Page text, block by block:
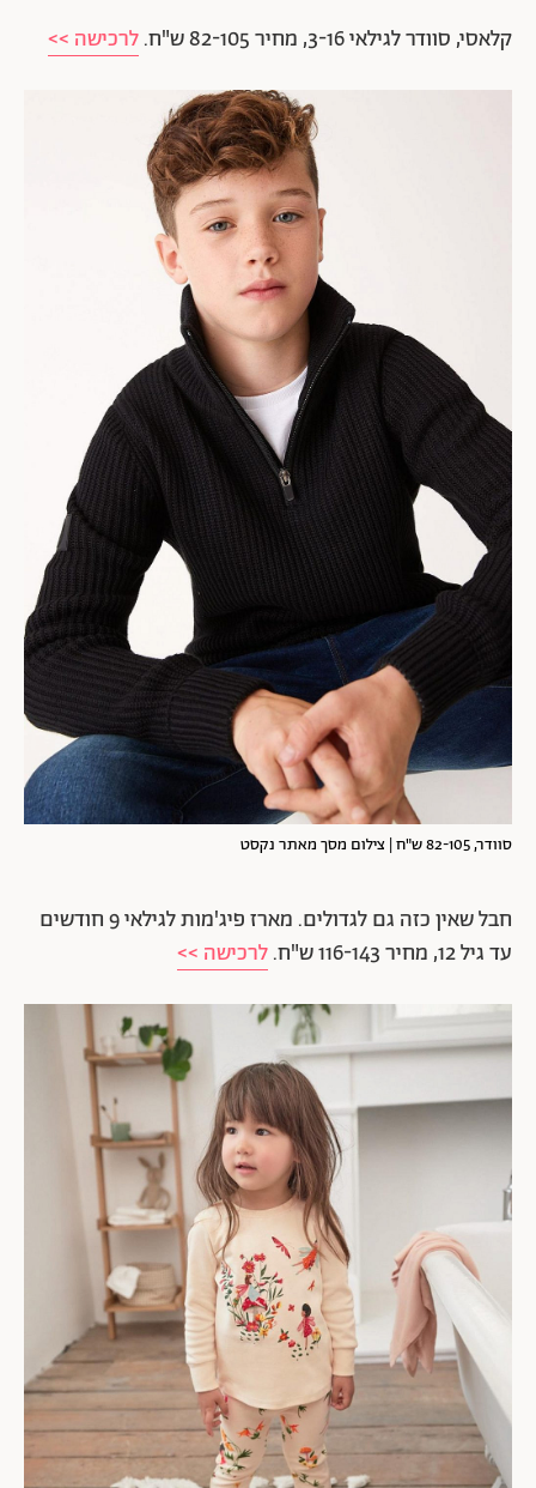
קלאסי, סוודר לגילאי 3-16, מחיר 82-105 ש"ח. לרכישה >>
סוודר, 82-105 ש"ח | צילום מסך מאתר נקסט
חבל שאין כזה גם לגדולים. מארז פיג'מות לגילאי 9 חודשים
עד גיל 12, מחיר 116-143 ש"ח.
לרכישה >>